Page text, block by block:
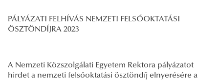
PÁLYÁZATI FELHÍVÁS NEMZETI FELSŐOKTATÁSI
ÖSZTÖNDÍJRA 2023
A Nemzeti Közszolgálati Egyetem Rektora pályázatot
hirdet a nemzeti felsőoktatási ösztöndíj elnyerésére a